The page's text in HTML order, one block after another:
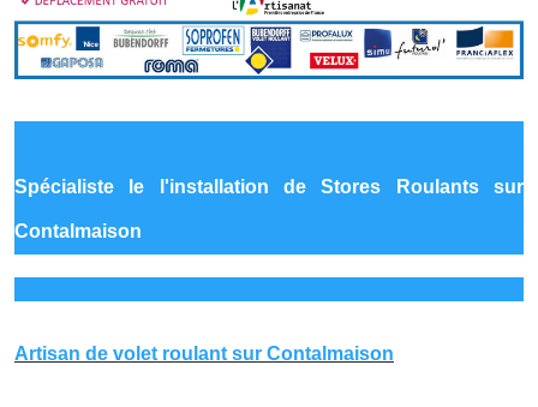
Spécialiste le l'installation de Stores Roulants sur
Contalmaison
Artisan de volet roulant sur Contalmaison